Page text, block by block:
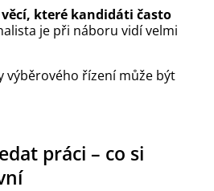
věcí, které kandidáti často
je při náboru vidí velmi
výběrového řízení může být
práci – co si